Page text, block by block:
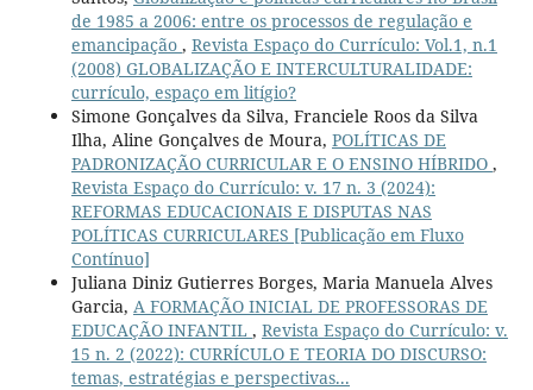
de 1985 a 2006: entre os processos de regulação e
emancipação , Revista Espaço do Currículo: Vol.1, n.1
(2008) GLOBALIZAÇÃO E INTERCULTURALIDADE:
currículo, espaço em litígio?
Simone Gonçalves da Silva, Franciele Roos da Silva
Ilha, Aline Gonçalves de Moura, POLÍTICAS DE
PADRONIZAÇÃO CURRICULAR E O ENSINO HÍBRIDO ,
Revista Espaço do Currículo: v. 17 n. 3 (2024):
REFORMAS EDUCACIONAIS E DISPUTAS NAS
POLÍTICAS CURRICULARES [Publicação em Fluxo
Contínuo]
Juliana Diniz Gutierres Borges, Maria Manuela Alves
Garcia, A FORMAÇÃO INICIAL DE PROFESSORAS DE
EDUCAÇÃO INFANTIL , Revista Espaço do Currículo: v.
15 n. 2 (2022): CURRÍCULO E TEORIA DO DISCURSO:
temas, estratégias e perspectivas...